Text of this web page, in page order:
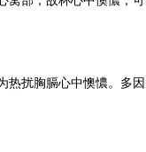
热扰胸膈心中懊憹。多